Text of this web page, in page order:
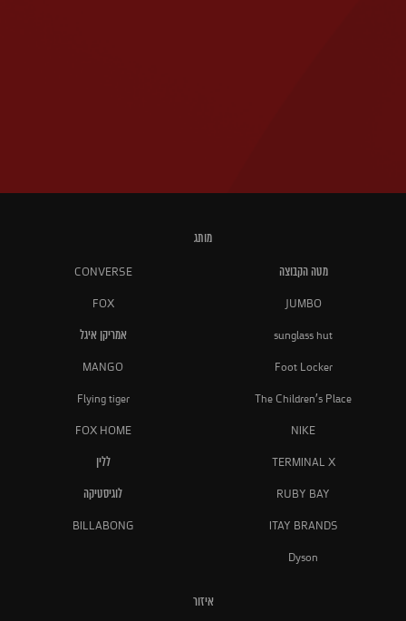
מותג
מטה הקבוצה CONVERSE
JUMBO
FOX
sunglass hut אמריקן איגל
Foot Locker
MANGO
The Children's Place
Flying tiger
NIKE
FOX HOME
TERMINAL X ללין
RUBY BAY לוגיסטיקה
ITAY BRANDS
BILLABONG
Dyson
איזור